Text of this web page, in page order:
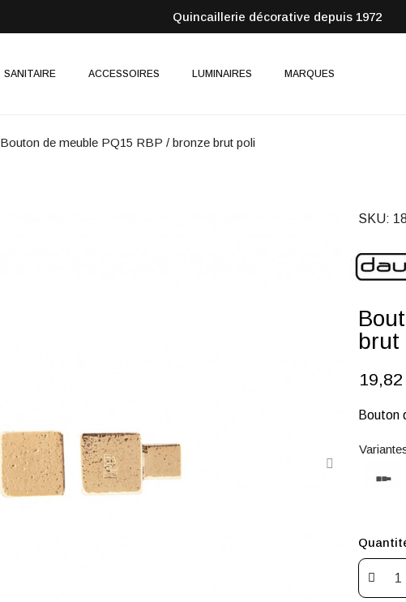
Quincaillerie décorative depuis 1972
SANITAIRE ACCESSOIRES LUMINAIRES MARQUES
Bouton de meuble PQ15 RBP / bronze brut poli
SKU
brut
Bouton